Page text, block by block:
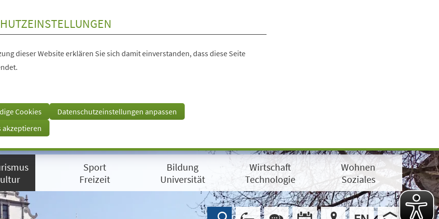
dieser Website erklären Sie sich damit einverstanden, dass diese Seite
Cookies
Datenschutzeinstellungen anpassen
akzeptieren
Sport
Freizeit
Bildung
Universität
Wirtschaft
Technologie
Wohnen
Soziales